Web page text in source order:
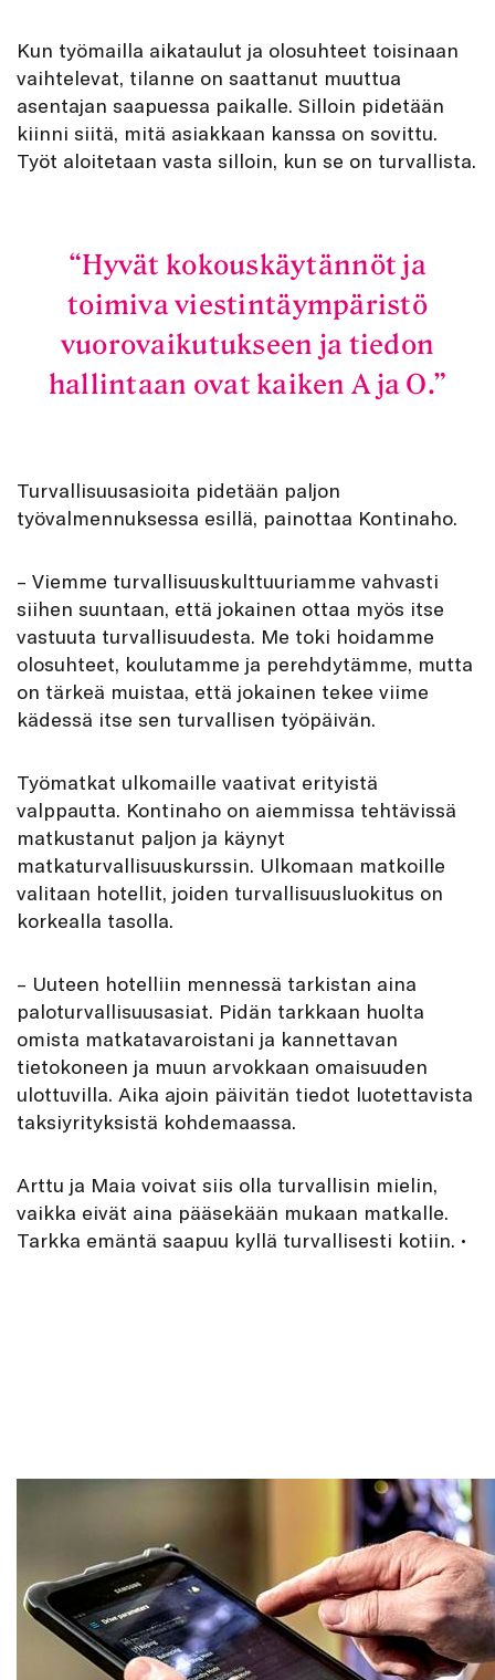
Kun työmailla aikataulut ja olosuhteet toisinaan
vaihtelevat, tilanne on saattanut muuttua
asentajan saapuessa paikalle. Silloin pidetään
kiinni siitä, mitä asiakkaan kanssa on sovittu.
Työt aloitetaan vasta silloin, kun se on turvallista.
Hyvät kokouskäytännöt ja
toimiva viestintäympäristö
vuorovaikutukseen ja tiedon
hallintaan ovat kaiken A ja O.
Turvallisuusasioita pidetään paljon
työvalmennuksessa esillä, painottaa Kontinaho.
– Viemme turvallisuuskulttuuriamme vahvasti
siihen suuntaan, että jokainen ottaa myös itse
vastuuta turvallisuudesta. Me toki hoidamme
olosuhteet, koulutamme ja perehdytämme, mutta
on tärkeä muistaa, että jokainen tekee viime
kädessä itse sen turvallisen työpäivän.
Työmatkat ulkomaille vaativat erityistä
valppautta. Kontinaho on aiemmissa tehtävissä
matkustanut paljon ja käynyt
matkaturvallisuuskurssin. Ulkomaan matkoille
valitaan hotellit, joiden turvallisuusluokitus on
korkealla tasolla.
– Uuteen hotelliin mennessä tarkistan aina
paloturvallisuusasiat. Pidän tarkkaan huolta
omista matkatavaroistani ja kannettavan
tietokoneen ja muun arvokkaan omaisuuden
ulottuvilla. Aika ajoin päivitän tiedot luotettavista
taksiyrityksistä kohdemaassa.
Arttu ja Maia voivat siis olla turvallisin mielin,
vaikka eivät aina pääsekään mukaan matkalle.
Tarkka emäntä saapuu kyllä turvallisesti kotiin. •